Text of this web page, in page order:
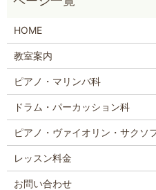
HOME
教室案内
ピアノ・マリンバ科
ドラム・パーカッション科
ピアノ・ヴァイオリン・サクソ
レッスン料金
お問い合わせ